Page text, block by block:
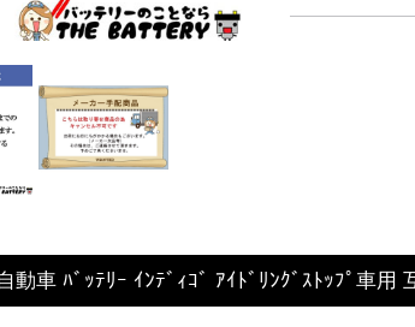
ﾊﾞｯﾃﾘｰ ｲﾝﾃﾞｨｺﾞ ｱｲﾄﾞﾘﾝｸﾞｽﾄｯﾌﾟ車用